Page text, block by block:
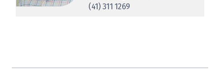
(41) 311 1269